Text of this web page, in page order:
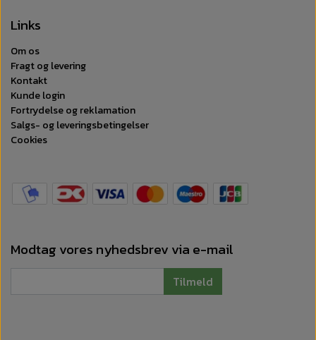
Links
Om os
Fragt og levering
Kontakt
Kunde login
Fortrydelse og reklamation
Salgs- og leveringsbetingelser
Cookies
Modtag vores nyhedsbrev via e-mail
Tilmeld